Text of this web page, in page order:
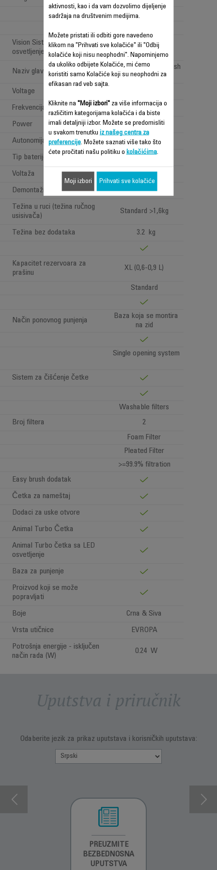
Vision Sistem: 'LED
osvetljenje'
Naziv glave za usisavanje
All types of floor brush
Voltage
Frekvencija 50-60 Hz
Power Power < 1 W
Autonomija Jako dugo (>=1h)
Tip baterije Lithium ion
Voltaža 32.4V
Demontažna baterija
Težina u ruci (težina ručnog
usisivača)
Standard >1,6kg
Težina bez dodataka 3.2 kg
Kapacitet rezervoara za
prašinu
XL (0,6-0,9 L)
Standard
Način ponovnog punjenja
Baza koja se montira
na zid
Single opening system
Sistem za čišćenje četke
Washable filters
Broj filtera
2
Foam Filter
Pleated Filter
>=99.9% filtration
Easy brush dodatak
Četka za nameštaj
Dodaci za uske otvore
Animal Turbo Četka
Animal Turbo četka sa LED
osvetljenje
Baza za punjenje
Proizvod koji se može
popravljati
Boje Crna & Siva
Vrsta utičnice EVROPA
Potrošnja energije - isključen
način rada (W)
0.24 W
Uputstva i priručnik
Odaberite jezik za prikaz uputstava i korisničkih uputstava:
PREUZMITE
BEZBEDNOSNA
UPUTSTVA
aktivnosti, kao i da vam dozvolimo dijeljenje
sadržaja na društvenim medijima.
Možete pristati ili odbiti gore navedeno
klikom na "Prihvati sve kolačiće" ili "Odbij
kolačiće koji nisu neophodni". Napominjemo
da ukoliko odbijete Kolačiće, mi ćemo
koristiti samo Kolačiće koji su neophodni za
efikasan rad veb sajta.
Kliknite na "Moji izbori"za više informacija o
različitim kategorijama kolačića i da biste
imali detaljniji izbor. Možete se predomisliti
u svakom trenutku iz našeg centra za
preferencije. Možete saznati više tako što
ćete pročitati našu politiku o kolačićima.
Moji izbori Prihvati sve kolačiće